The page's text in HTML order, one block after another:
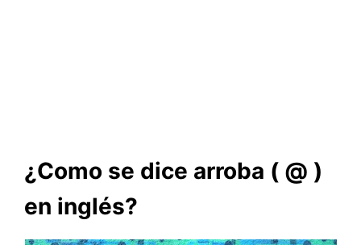
¿Como se dice arroba ( @ )
en inglés?